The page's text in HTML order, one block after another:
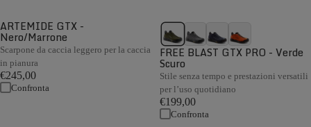
ARTEMIDE GTX -
Nero/Marrone
Scarpone da caccia leggero per la caccia
in pianura
€245,00
Confronta
FREE BLAST GTX PRO - Verde
Scuro
Stile senza tempo e prestazioni versatili
per l’uso quotidiano
€199,00
Confronta